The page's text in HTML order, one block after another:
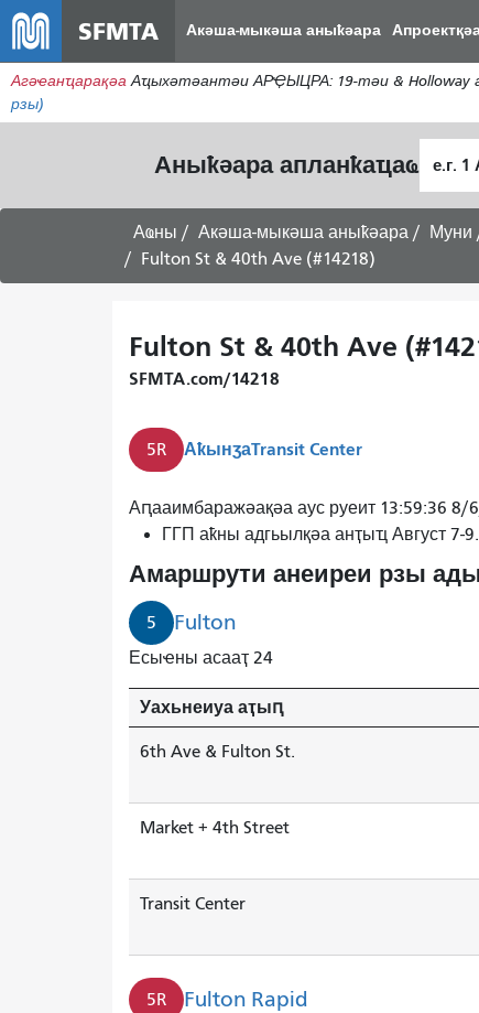
SFMTA Акәша-мыкәша аныҟәара
Агәҽанҵарақәа Аҵыхәтәантәи АРҾЫЦРА: 19-тәи & Holloway
рзы)
Аныҟәара апланҟаҵаҩҭыԥ
Аҩны Акәша-мыкәша аныҟәара Муни
Fulton St & 40th Ave (#14218)
Fulton St & 40th Ave
SFMTA.com/14218
5R АҟынӡаTransit Center
5Р
Фултон
Рапид
4
минуҭ
рышьҭахь
инаӡоит.
Аԥааимбаражәақәа аус руеит 13:59:36 8/
ГГП аҟны адгьылқәа анҭыҵ Август
Амаршрути анеиреи рзы
5 Fulton
Есыҽны асааҭ 24
Уахьнеиуа аҭыԥ
6th Ave & Fulton St.
Market + 4th Street
Transit Center
5R Fulton Rapid